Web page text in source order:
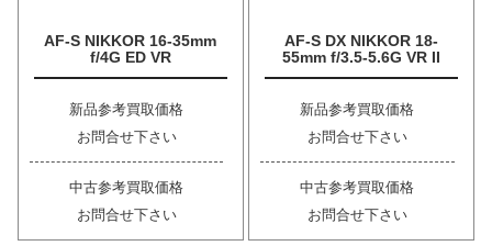
AF-S NIKKOR 16-35mm
f/4G ED VR
新品参考買取価格
お問合せ下さい
中古参考買取価格
お問合せ下さい
AF-S DX NIKKOR 18-
55mm f/3.5-5.6G VR II
新品参考買取価格
お問合せ下さい
中古参考買取価格
お問合せ下さい